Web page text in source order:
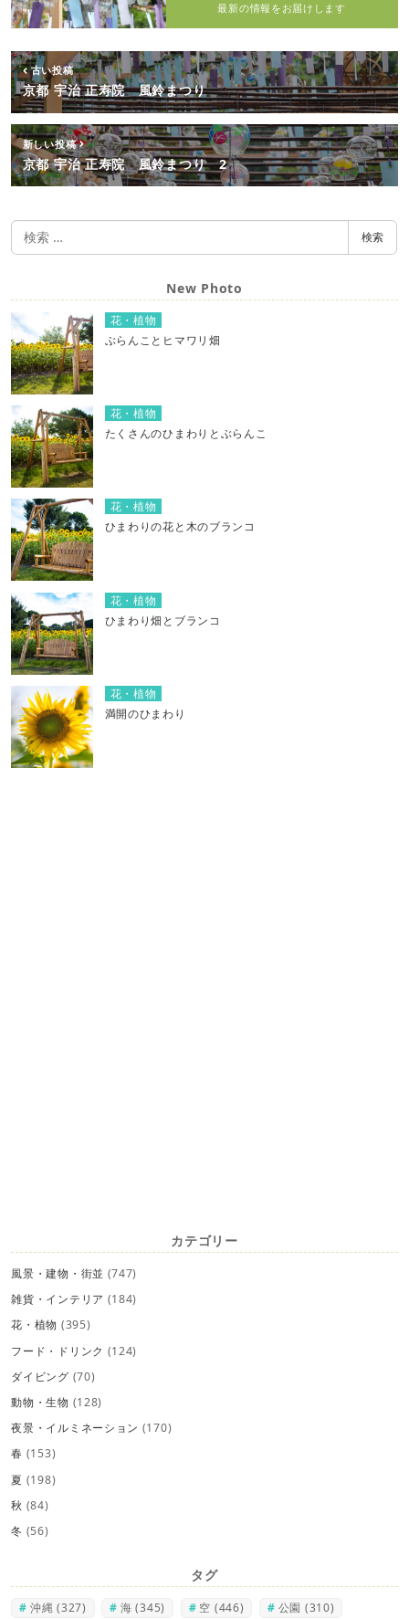
最新の情報をお届けします
古い投稿
京都 宇治 正寿院 風鈴まつり
新しい投稿
京都 宇治 正寿院 風鈴まつり 2
検
索
検索
New Photo
花・植物
ぶらんことヒマワリ畑
花・植物
たくさんのひまわりとぶらんこ
花・植物
ひまわりの花と木のブランコ
花・植物
ひまわり畑とブランコ
花・植物
満開のひまわり
カテゴリー
風景・建物・街並 (747)
雑貨・インテリア (184)
花・植物 (395)
フード・ドリンク (124)
ダイビング (70)
動物・生物 (128)
夜景・イルミネーション (170)
春 (153)
夏 (198)
秋 (84)
冬 (56)
タグ
沖縄 (327) 海 (345) 空 (446) 公園 (310)